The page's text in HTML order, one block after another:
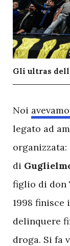
Gli ultras
Noi
legato ad
organizzata:
di
figlio di don
1998 finisce
delinquere
droga. Si fa